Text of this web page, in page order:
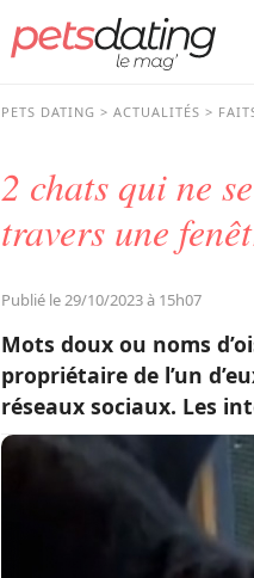
PETS DATING ACTUALITÉS
2 chats qui ne
travers une
Publié le 29/10/2023 à 15h07
Mots doux ou noms
propriétaire de l’un
réseaux sociaux. Les